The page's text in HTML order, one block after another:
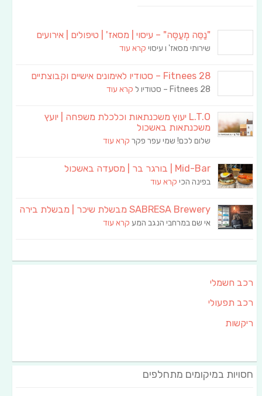
"נַסֵּה מְעַסֶּה" – עיסוי | מסאז' | טיפולים | אירועים
שירותי מסאז' ו עיסוי קרא עוד
Fitnees 28 – סטודיו לאימונים אישיים וקבוצתיים
Fitnees 28 – סטודיו ל קרא עוד
L.T.O יעוץ משכנתאות וכלכלת משפחה | יועץ
משכנתאות באשכול
שלום לכם! שמי עפר פקר קרא עוד
Mid-Bar | בורגר בר | מסעדה באשכול
בפינה הכי קרא עוד
SABRESA Brewery מבשלת שיכר | מבשלת בירה
אי שם במרחבי הנגב המע קרא עוד
רכב חשמלי
רכב תפעולי
ריקשות
חסויות במיקומים מתחלפים